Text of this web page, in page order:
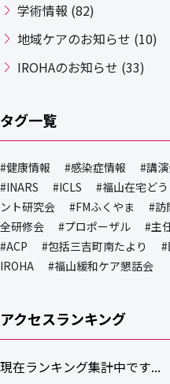
学術情報 (82)
地域ケアのお知らせ (10)
IROHAのお知らせ (33)
タグ一覧
#健康情報 #感染症情報 #講
#INARS
#ICLS #福山在宅ど
ント研究会
#FMふくやま #訪
全研修会
#プロポーザル #主
#ACP
#包括三吉町南たより
IROHA
#福山緩和ケア懇話会
アクセスランキング
現在ランキング集計中です...